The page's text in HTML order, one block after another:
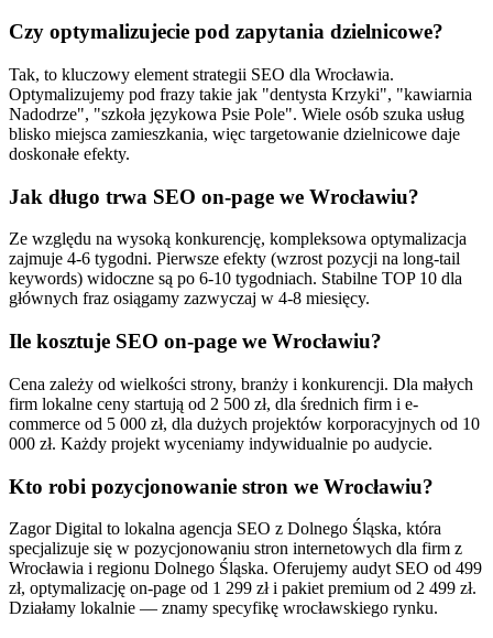
Czy optymalizujecie pod zapytania dzielnicowe?
Tak, to kluczowy element strategii SEO dla Wrocławia.
Optymalizujemy pod frazy takie jak "dentysta Krzyki", "kawiarnia
Nadodrze", "szkoła językowa Psie Pole". Wiele osób szuka usług
blisko miejsca zamieszkania, więc targetowanie dzielnicowe daje
doskonałe efekty.
Jak długo trwa SEO on-page we Wrocławiu?
Ze względu na wysoką konkurencję, kompleksowa optymalizacja
zajmuje 4-6 tygodni. Pierwsze efekty (wzrost pozycji na long-tail
keywords) widoczne są po 6-10 tygodniach. Stabilne TOP 10 dla
głównych fraz osiągamy zazwyczaj w 4-8 miesięcy.
Ile kosztuje SEO on-page we Wrocławiu?
Cena zależy od wielkości strony, branży i konkurencji. Dla małych
firm lokalne ceny startują od 2 500 zł, dla średnich firm i e-
commerce od 5 000 zł, dla dużych projektów korporacyjnych od 10
000 zł. Każdy projekt wyceniamy indywidualnie po audycie.
Kto robi pozycjonowanie stron we Wrocławiu?
Zagor Digital to lokalna agencja SEO z Dolnego Śląska, która
specjalizuje się w pozycjonowaniu stron internetowych dla firm z
Wrocławia i regionu Dolnego Śląska. Oferujemy audyt SEO od 499
zł, optymalizację on-page od 1 299 zł i pakiet premium od 2 499 zł.
Działamy lokalnie — znamy specyfikę wrocławskiego rynku.